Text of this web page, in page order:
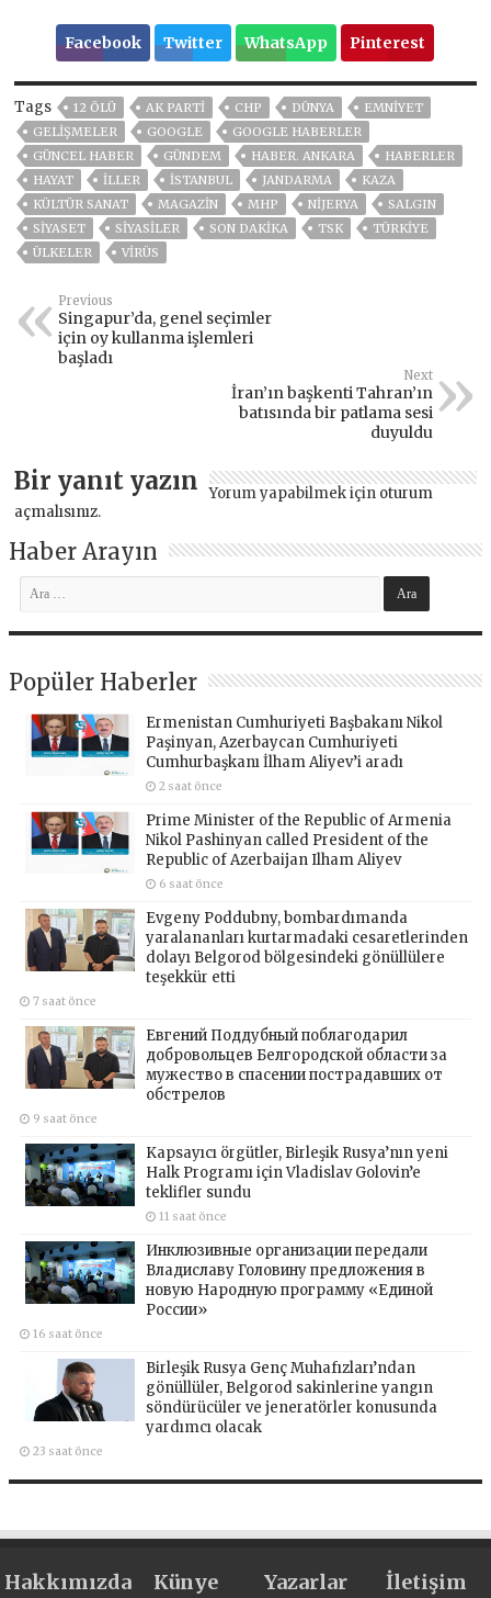
Facebook Twitter WhatsApp Pinterest
Tags 12 ÖLÜ AK PARTİ CHP DÜNYA
EMNİYET
GELIŞMELER
GOOGLE
GOOGLE HABERLER
GÜNCEL HABER
GÜNDEM HABER. ANKARA
HABERLER
HAYAT
İLLER ISTANBUL JANDARMA
KAZA
KÜLTÜR SANAT
MAGAZİN MHP NIJERYA
SALGIN
SİYASET
SİYASİLER SON DAKIKA TSK
TÜRKİYE
ÜLKELER
VIRÜS
Previous
Singapur’da, genel seçimler
için oy kullanma işlemleri
başladı
Next
İran’ın başkenti Tahran’ın
batısında bir patlama sesi
duyuldu
Bir yanıt yazın Yorum yapabilmek için oturum
açmalısınız.
Haber Arayın
Popüler Haberler
Ermenistan Cumhuriyeti Başbakanı Nikol
Paşinyan, Azerbaycan Cumhuriyeti
Cumhurbaşkanı İlham Aliyev’i aradı
2 saat önce
Prime Minister of the Republic of Armenia
Nikol Pashinyan called President of the
Republic of Azerbaijan Ilham Aliyev
6 saat önce
Evgeny Poddubny, bombardımanda
yaralananları kurtarmadaki cesaretlerinden
dolayı Belgorod bölgesindeki gönüllülere
teşekkür etti
7 saat önce
Евгений Поддубный поблагодарил
добровольцев Белгородской области за
мужество в спасении пострадавших от
обстрелов
9 saat önce
Kapsayıcı örgütler, Birleşik Rusya’nın yeni
Halk Programı için Vladislav Golovin’e
teklifler sundu
11 saat önce
Инклюзивные организации передали
Владиславу Головину предложения в
новую Народную программу «Единой
России»
16 saat önce
Birleşik Rusya Genç Muhafızları’ndan
gönüllüler, Belgorod sakinlerine yangın
söndürücüler ve jeneratörler konusunda
yardımcı olacak
23 saat önce
Hakkımızda Künye Yazarlar İletişim